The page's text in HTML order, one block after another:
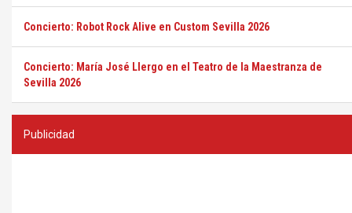
Concierto: Robot Rock Alive en Custom Sevilla 2026
Concierto: María José Llergo en el Teatro de la Maestranza de
Sevilla 2026
Publicidad